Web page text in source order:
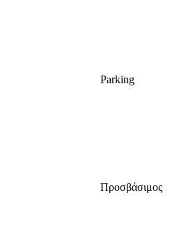
Parking
Προσβάσιμος